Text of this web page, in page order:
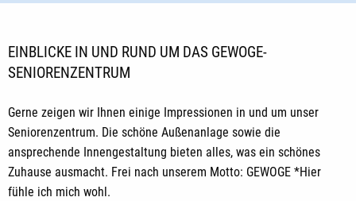
EINBLICKE IN UND RUND UM DAS GEWOGE-
SENIORENZENTRUM
Gerne zeigen wir Ihnen einige Impressionen in und um unser
Seniorenzentrum. Die schöne Außenanlage sowie die
ansprechende Innengestaltung bieten alles, was ein schönes
Zuhause ausmacht. Frei nach unserem Motto: GEWOGE *Hier
fühle ich mich wohl.